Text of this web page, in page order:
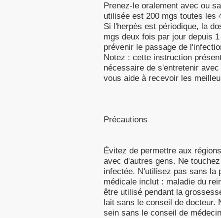
Prenez-le oralement avec ou
utilisée est 200 mgs toutes les
Si l'herpès est périodique, la
mgs deux fois par jour depuis
prévenir le passage de
Notez : cette instruction
nécessaire de s'entretenir
vous aide à recevoir les
Précautions
Évitez de permettre aux
avec d'autres gens. Ne
infectée. N'utilisez pas sans la
médicale inclut : maladie du
être utilisé pendant la
lait sans le conseil de docteur.
sein sans le conseil de